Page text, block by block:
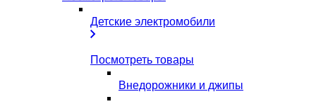
Детские электромобили
Посмотреть товары
Внедорожники и джипы